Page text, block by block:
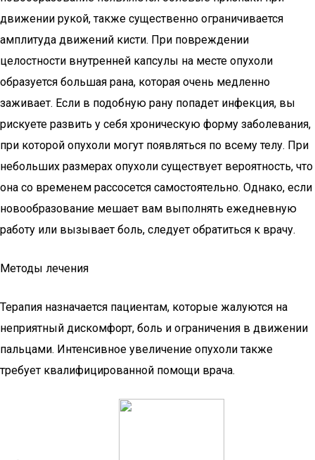
движении рукой, также существенно ограничивается
амплитуда движений кисти. При повреждении
целостности внутренней капсулы на месте опухоли
образуется большая рана, которая очень медленно
заживает. Если в подобную рану попадет инфекция, вы
рискуете развить у себя хроническую форму заболевания,
при которой опухоли могут появляться по всему телу. При
небольших размерах опухоли существует вероятность, что
она со временем рассосется самостоятельно. Однако, если
новообразование мешает вам выполнять ежедневную
работу или вызывает боль, следует обратиться к врачу.
Методы лечения
Терапия назначается пациентам, которые жалуются на
неприятный дискомфорт, боль и ограничения в движении
пальцами. Интенсивное увеличение опухоли также
требует квалифицированной помощи врача.